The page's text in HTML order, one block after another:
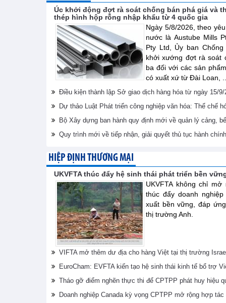
Úc khởi động đợt rà soát chống bán phá giá và
thép hình hộp rỗng nhập khẩu từ 4 quốc gia
Ngày 5/8/2026, theo
nước là Austube Mills
Pty Ltd, Ủy ban
khởi xướng đợt rà soát
ba đối với các sản
có xuất xứ từ Đài Loan, ...
Điều kiện thành lập Sở giao dịch hàng hóa từ ngày 15/9/
Dự thảo Luật Phát triển công nghiệp văn hóa: Thể chế
Bộ Xây dựng ban hành quy định mới về quản lý cảng,
Quy trình mới về tiếp nhận, giải quyết thủ tục hành
HIỆP ĐỊNH THƯƠNG MẠI
UKVFTA thúc đẩy hệ sinh thái phát triển bền
UKVFTA không chỉ
thúc đẩy doanh
xuất bền vững, đáp
thị trường Anh.
VIFTA mở thêm dư địa cho hàng Việt tại thị trường Israel
EuroCham: EVFTA kiến tạo hệ sinh thái kinh tế bổ trợ
Tháo gỡ điểm nghẽn thực thi để CPTPP phát huy hiệu
Doanh nghiệp Canada kỳ vọng CPTPP mở rộng hợp